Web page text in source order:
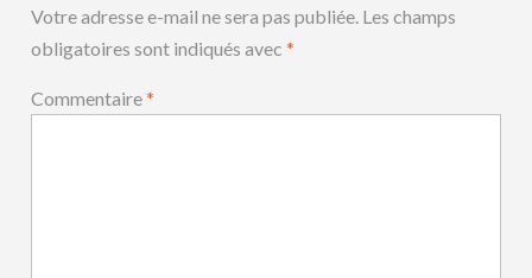
Votre adresse e-mail ne sera pas publiée. Les champs
obligatoires sont indiqués avec*
Commentaire*